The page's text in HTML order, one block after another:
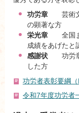
功労章 芸術
の顕著な方
栄光章 全国
成績をあげたと
感謝状 功労
した方
功労者表彰要綱（
令和7年度功労者